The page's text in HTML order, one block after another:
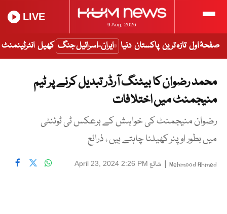
9 Aug, 2026
LIVE
صفحۂ اول تازہ ترین پاکستان دنیا ایران-اسرائیل جنگ کھیل انٹرٹینمنٹ
محمد رضوان کا بیٹنگ آرڈر تبدیل کرنے پر ٹیم
منیجمنٹ میں اختلافات
رضوان منیجمنٹ کی خواہش کے برعکس ٹی ٹوئنٹی
میں بطور اوپنر کھیلنا چاہتے ہیں ، ذرائع
Mehmood Ahmed
| شائع April 23, 2024 2:26 PM